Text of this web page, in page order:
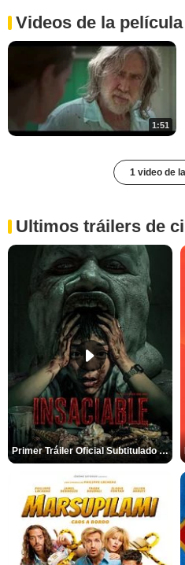
Videos de la película
1:51
1 video de
Ultimos tráilers de
Primer Tráiler Oficial Subtitulado de 'Insaciable'